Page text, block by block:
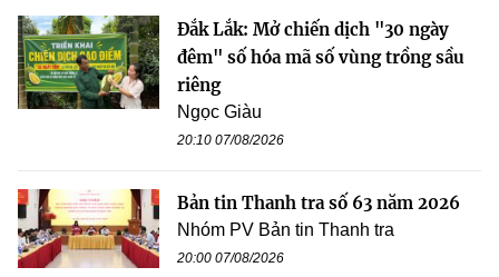
Đắk Lắk: Mở chiến dịch "30 ngày
đêm" số hóa mã số vùng trồng sầu
riêng
Ngọc Giàu
20:10 07/08/2026
Bản tin Thanh tra số 63 năm 2026
Nhóm PV Bản tin Thanh tra
20:00 07/08/2026